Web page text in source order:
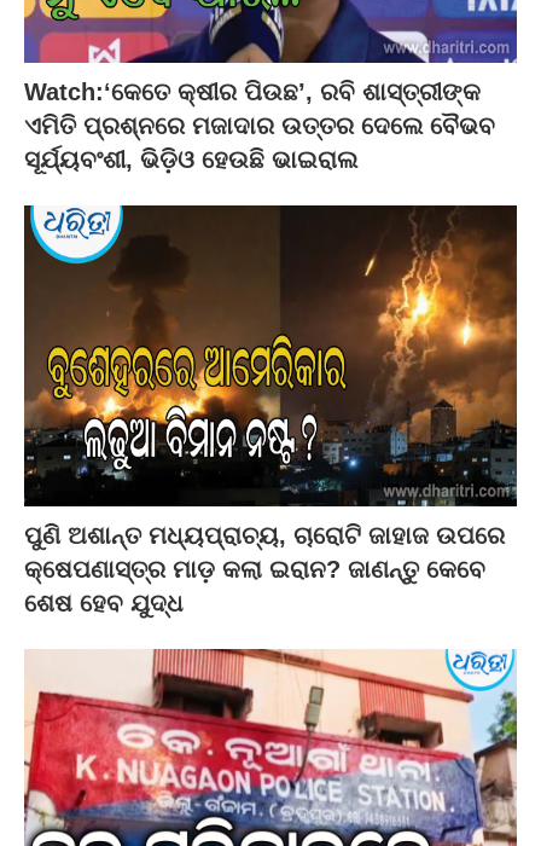
Watch:‘କେତେ କ୍ଷୀର ପିଉଛ’, ରବି ଶାସ୍ତ୍ରୀଙ୍କ
ଏମିତି ପ୍ରଶ୍ନରେ ମଜାଦାର ଉତ୍ତର ଦେଲେ ବୈଭବ
ସୂର୍ଯ୍ୟବଂଶୀ, ଭିଡ଼ିଓ ହେଉଛି ଭାଇରାଲ
ପୁଣି ଅଶାନ୍ତ ମଧ୍ୟପ୍ରାଚ୍ୟ, ଚାରୋଟି ଜାହାଜ ଉପରେ
କ୍ଷେପଣାସ୍ତ୍ର ମାଡ଼ କଲା ଇରାନ? ଜାଣନ୍ତୁ କେବେ
ଶେଷ ହେବ ଯୁଦ୍ଧ